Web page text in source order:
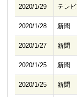
2020/1/29 テレビ
2020/1/28 新聞
2020/1/27 新聞
2020/1/25 新聞
2020/1/25 新聞